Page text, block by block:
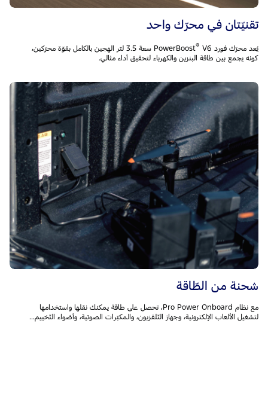
تقنيّتان في محرّك واحد
يُعد محرّك فورد PowerBoost ®
‎V6 سعة 3.5 لتر الهجين بالكامل بقوّة محرّكين،
كونه يجمع بين طاقة البنزين والكهرباء لتحقيق أداء مثالي.
شحنة من الطّاقة
مع نظام Pro Power Onboard، تحصل على طاقة يمكنك نقلها واستخدامها
لتشغيل الألعاب الإلكترونية، وجهاز التّلفزيون، والمكبّرات الصوتية، وأضواء التّخييم...